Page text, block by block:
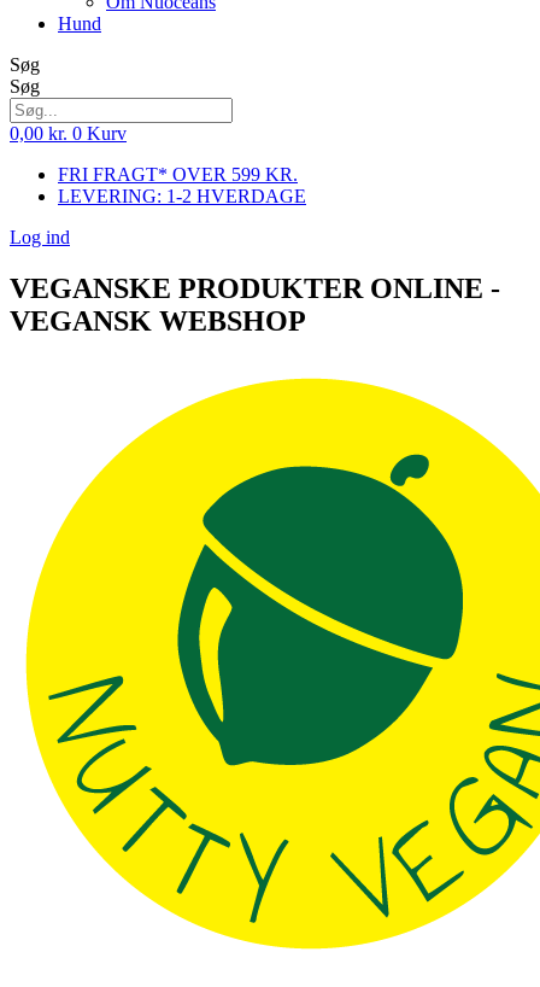
Hund
Søg
Søg
0,00 kr. 0 Kurv
FRI FRAGT* OVER 599 KR.
LEVERING: 1-2 HVERDAGE
Log ind
VEGANSKE PRODUKTER ONLINE -
VEGANSK WEBSHOP